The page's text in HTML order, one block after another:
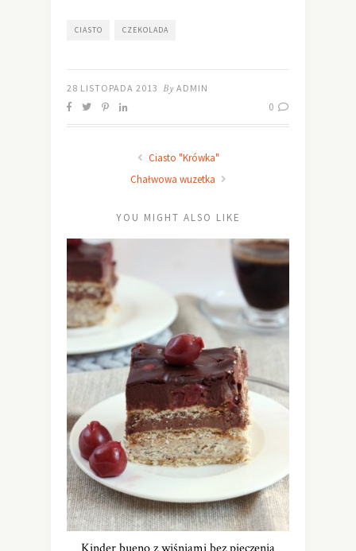
CIASTO CZEKOLADA
28 LISTOPADA 2013 By ADMIN
0
Ciasto "Krówka"
Chałwowa wuzetka
YOU MIGHT ALSO LIKE